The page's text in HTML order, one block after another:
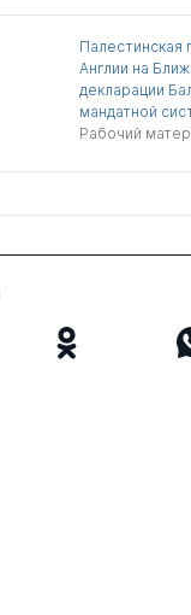
Палестинская
Англии на
декларации
мандатной
Рабочий